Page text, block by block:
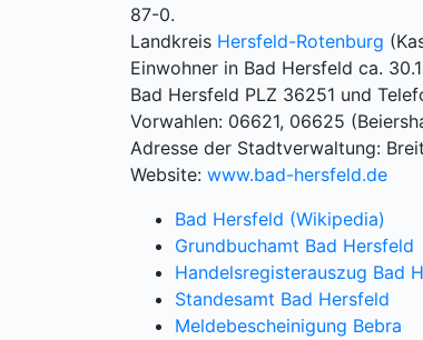
87-0.
Landkreis Hersfeld-Rotenburg
Einwohner in Bad Hersfeld ca.
Bad Hersfeld PLZ 36251 und
Vorwahlen: 06621, 06625
Adresse der Stadtverwaltung:
Website: www.bad-hersfeld.de
Bad Hersfeld (Wikipedia)
Grundbuchamt Bad Hersfeld
Handelsregisterauszug Bad
Standesamt Bad Hersfeld
Meldebescheinigung Bebra